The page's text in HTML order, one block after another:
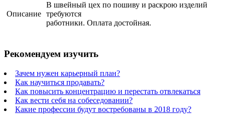
Описание
В швейный цех по пошиву и раскрою изделий
требуются
работники. Оплата достойная.
Рекомендуем изучить
Зачем нужен карьерный план?
Как научиться продавать?
Как повысить концентрацию и перестать отвлекаться
Как вести себя на собеседовании?
Какие профессии будут востребованы в 2018 году?